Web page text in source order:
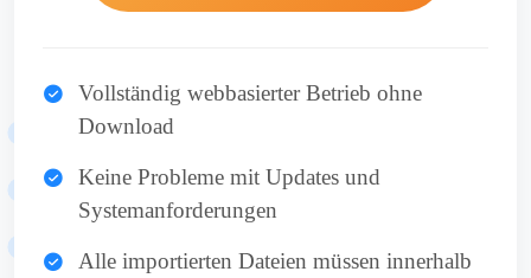
Vollständig webbasierter Betrieb ohne
Download
Keine Probleme mit Updates und
Systemanforderungen
Alle importierten Dateien müssen innerhalb